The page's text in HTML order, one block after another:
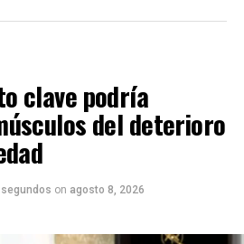
clave podría
del deterioro
segundos on agosto 8, 2026